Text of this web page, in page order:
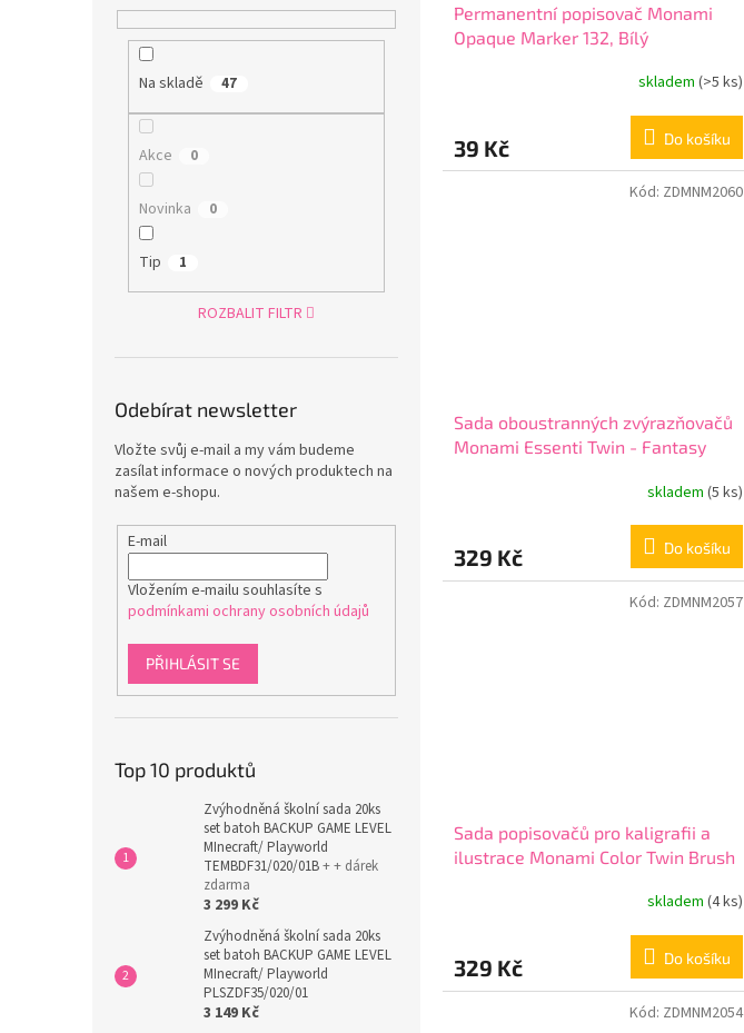
Na skladě 47
Akce 0
Novinka 0
Tip 1
ROZBALIT FILTR
Odebírat newsletter
Vložte svůj e-mail a my vám budeme
zasílat informace o nových produktech na
našem e-shopu.
E-mail
Vložením e-mailu souhlasíte s
podmínkami ochrany osobních údajů
PŘIHLÁSIT SE
Top 10 produktů
Zvýhodněná školní sada 20ks
set batoh BACKUP GAME LEVEL
MInecraft/ Playworld
TEMBDF31/020/01B+ + dárek
zdarma
3 299 Kč
Zvýhodněná školní sada 20ks
set batoh BACKUP GAME LEVEL
MInecraft/ Playworld
PLSZDF35/020/01
3 149 Kč
Permanentní popisovač Monami
Opaque Marker 132, Bílý
skladem (>5 ks)
39 Kč Do košíku
Sada oboustranných zvýrazňovačů
Monami Essenti Twin - Fantasy
skladem (5 ks)
329 Kč Do košíku
Kód: ZDMNM2060
Sada popisovačů pro kaligrafii a
ilustrace Monami Color Twin Brush
skladem (4 ks)
329 Kč Do košíku
Kód: ZDMNM2057
Kód: ZDMNM2054